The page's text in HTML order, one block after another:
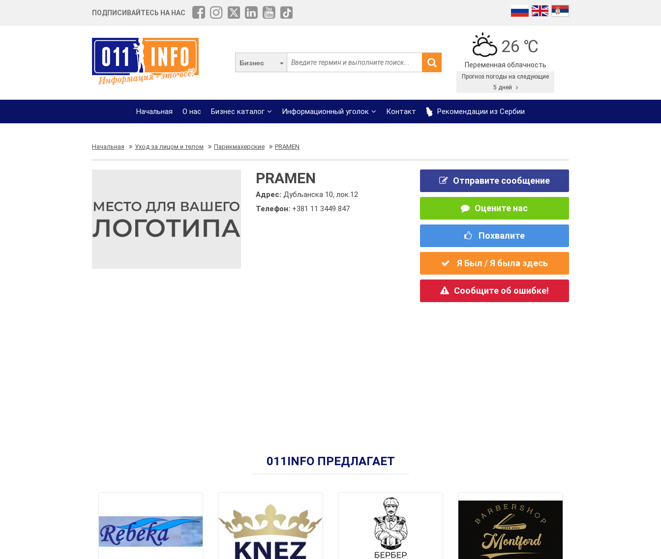
ПОДПИСИВАЙТЕСЬ НА НАС
Бизнес
26 ℃
Переменная облачность
Прогноз погоды на следующие
5 дней
Начальная О нас Бизнес каталог Информационный уголок Контакт Рекомендации из Сербии
Начальная Уход за лицом и телом Парикмахерские PRAMEN
PRAMEN
Адрес:Дубљанска 10, лок.12
Телефон: +381 11 3449 847
Отправите сообщение
Оцените нас
Похвалите
Я Был / Я была здесь
Сообщите об ошибке!
011INFO ПРЕДЛАГАЕТ